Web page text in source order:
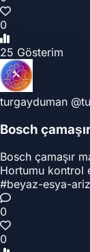
0
25 Gösterim
turgayduman
Bosch
Bosch çamaşır
Hortumu kontrol
#beyaz-esya-
0
0